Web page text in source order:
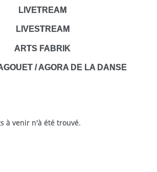
LIVETREAM
LIVESTREAM
ARTS FABRIK
/ AGORA DE LA DANSE
à venir n'à été trouvé.